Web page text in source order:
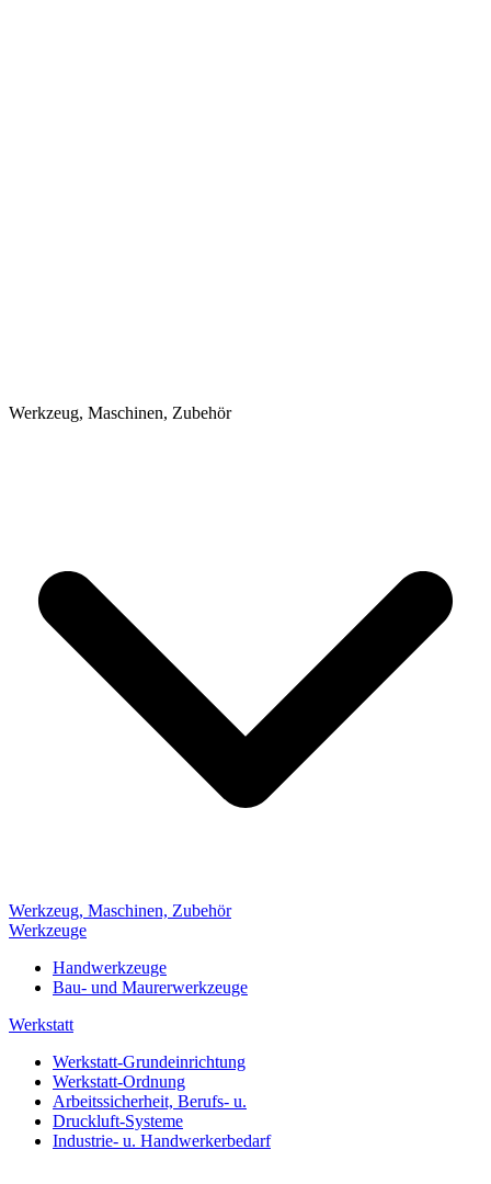
Werkzeug, Maschinen, Zubehör
Werkzeug, Maschinen, Zubehör
Werkzeuge
Handwerkzeuge
Bau- und Maurerwerkzeuge
Werkstatt
Werkstatt-Grundeinrichtung
Werkstatt-Ordnung
Arbeitssicherheit, Berufs- u.
Druckluft-Systeme
Industrie- u. Handwerkerbedarf